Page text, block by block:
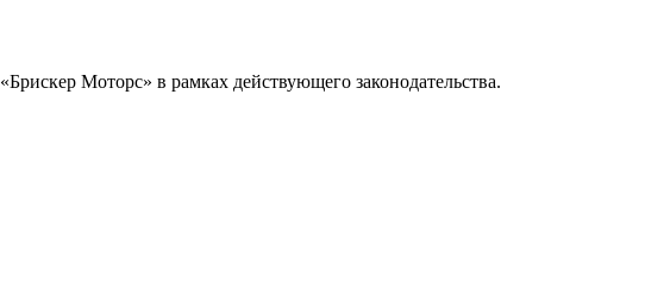
«Брискер Моторс» в рамках действующего законодательства.